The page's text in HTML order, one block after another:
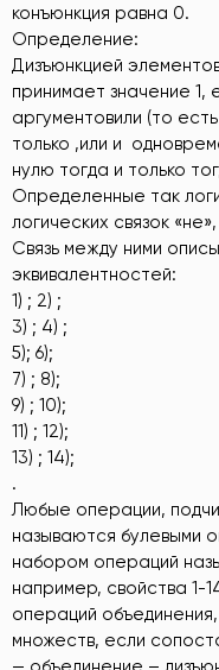
конъюнкция равна 0.
Определение:
Дизъюнкцией
принимает значение 1,
аргументовили (то
только ,или и
нулю тогда и только
Определенные так
логических связок «не»,
Связь между ними
эквивалентностей:
1) ; 2) ;
3) ; 4) ;
5); 6);
7) ; 8);
9) ; 10);
11) ; 12);
13) ; 14);
.
Любые операции,
называются булевыми
набором операций
например, свойства 1-
операций
множеств, если